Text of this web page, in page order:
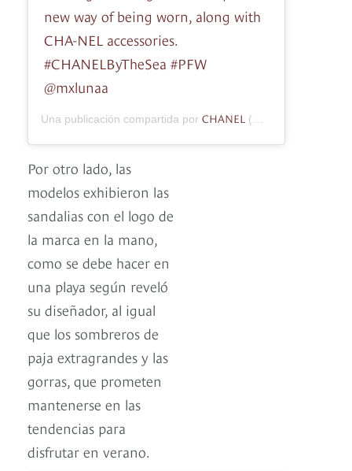
new way of being worn, along with
CHA-NEL accessories.
#CHANELByTheSea #PFW
@mxlunaa
Una publicación compartida por CHANEL (@chanelofficial) el
Por otro lado, las
modelos exhibieron las
sandalias con el logo de
la marca en la mano,
como se debe hacer en
una playa según reveló
su diseñador, al igual
que los sombreros de
paja extragrandes y las
gorras, que prometen
mantenerse en las
tendencias para
disfrutar en verano.